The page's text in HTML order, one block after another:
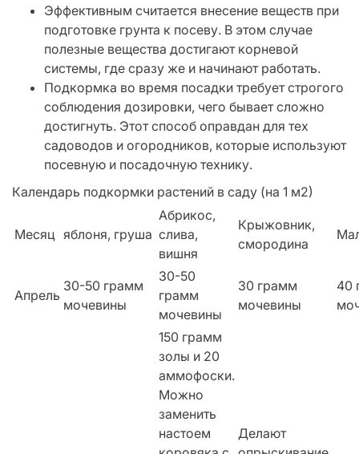
Эффективным считается внесение веществ при
подготовке грунта к посеву. В этом случае
полезные вещества достигают корневой
системы, где сразу же и начинают работать.
Подкормка во время посадки требует строгого
соблюдения дозировки, чего бывает сложно
достигнуть. Этот способ оправдан для тех
садоводов и огородников, которые используют
посевную и посадочную технику.
Календарь подкормки растений в саду (на 1 м2)
Месяц яблоня, груша
Абрикос,
слива,
вишня
Крыжовник,
смородина
Апрель
30-50 грамм
мочевины
30-50
грамм
мочевины
30 грамм
мочевины
40
150 грамм
золы и 20
аммофоски.
Можно
заменить
настоем
Делают